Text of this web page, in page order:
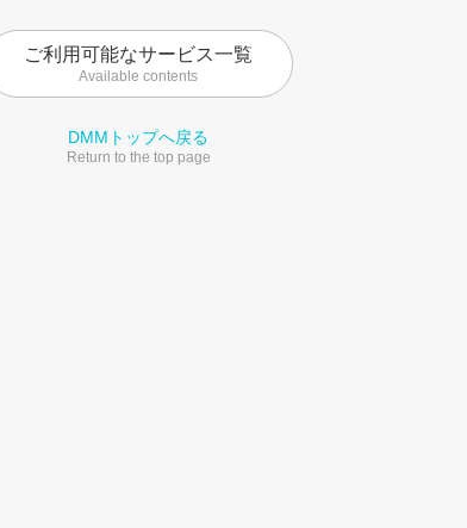
ご利用可能なサービス一覧
Available contents
DMMトップへ戻る
Return to the top page